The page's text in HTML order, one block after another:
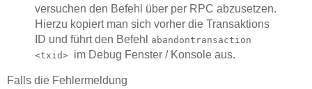
versuchen den Befehl über per RPC abzusetzen.
Hierzu kopiert man sich vorher die Transaktions
ID und führt den Befehl
abandontransaction
<txid> im Debug Fenster / Konsole aus.
Falls die Fehlermeldung